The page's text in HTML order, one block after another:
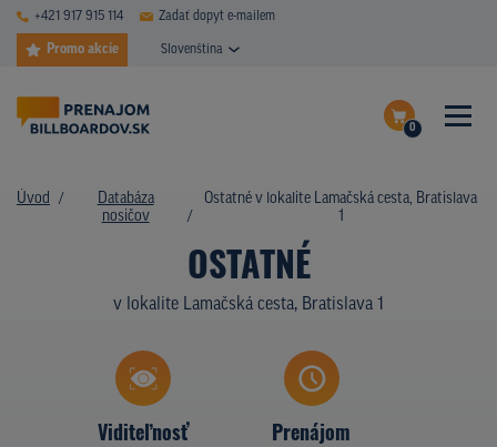
+421 917 915 114 Zadať dopyt e-mailem
Promo akcie Slovenština
0
Dokončiť dopyt
Zobraziť nosiče na mape
DATABÁZA NOSIČOV
PLOCHY V AKCII
CENY
TYPY NOSIČOV
Úvod
Databáza
nosičov
Ostatné v lokalite Lamačská cesta, Bratislava
1
OSTATNÉ
v lokalite Lamačská cesta, Bratislava 1
Viditeľnosť Prenájom